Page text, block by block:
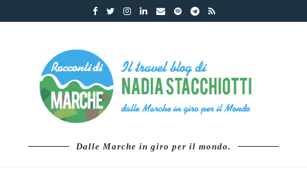
Dalle Marche in giro per il mondo.